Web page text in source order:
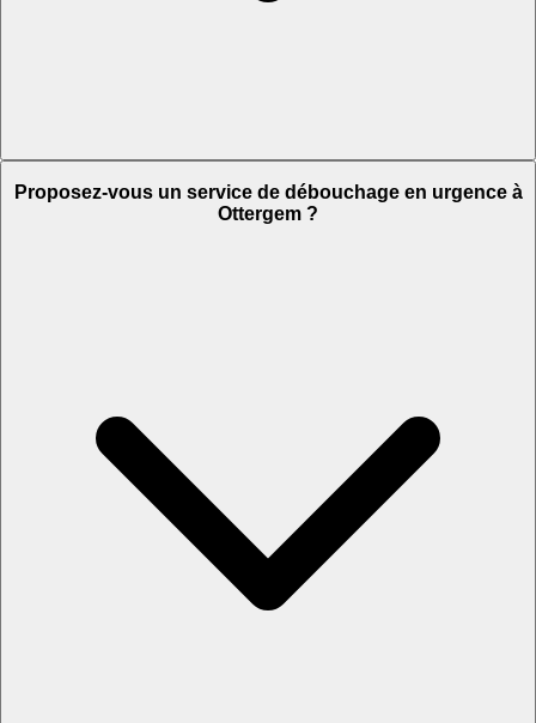
Proposez-vous un service de débouchage en urgence à
Ottergem ?